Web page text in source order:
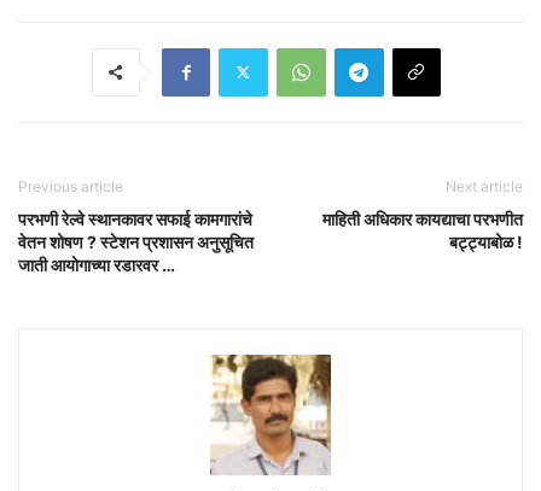
Previous article
परभणी रेल्वे स्थानकावर सफाई कामगारांचे
वेतन शोषण ? स्टेशन प्रशासन अनुसूचित
जाती आयोगाच्या रडारवर …
Next article
माहिती अधिकार कायद्याचा परभणीत
बट्ट्याबोळ !